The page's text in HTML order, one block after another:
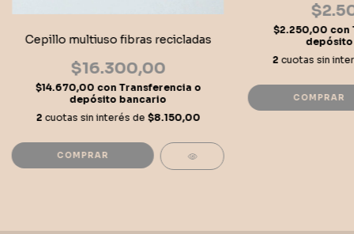
Cepillo multiuso fibras recicladas
$16.300,00
$14.670,00 con Transferencia o
depósito bancario
2 cuotas sin interés de $8.150,00
$2.250,00 con
2 cuotas sin